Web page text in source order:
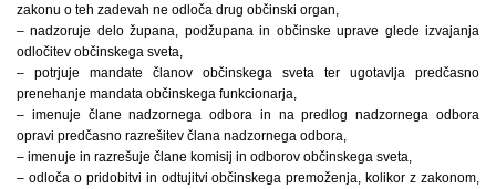
zakonu o teh zadevah ne odloča drug občinski organ,
– nadzoruje delo župana, podžupana in občinske uprave glede izvajanja
odločitev občinskega sveta,
– potrjuje mandate članov občinskega sveta ter ugotavlja predčasno
prenehanje mandata občinskega funkcionarja,
– imenuje člane nadzornega odbora in na predlog nadzornega odbora
opravi predčasno razrešitev člana nadzornega odbora,
– imenuje in razrešuje člane komisij in odborov občinskega sveta,
– odloča o pridobitvi in odtujitvi občinskega premoženja, kolikor z zakonom,